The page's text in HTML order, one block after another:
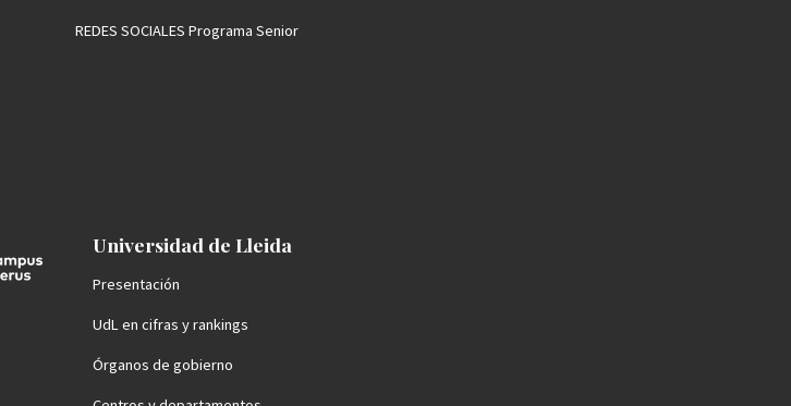
REDES SOCIALES Programa Senior
Universidad de Lleida
Presentación
UdL en cifras y rankings
Órganos de gobierno